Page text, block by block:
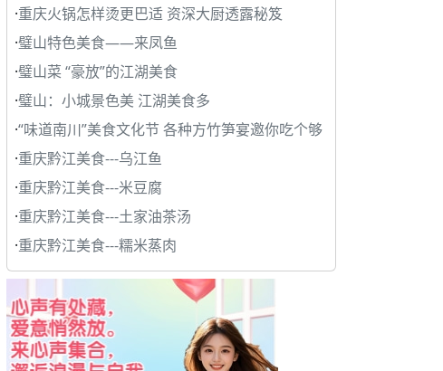
·重庆火锅怎样烫更巴适 资深大厨透露秘笈
·璧山特色美食——来凤鱼
·璧山菜 “豪放”的江湖美食
·璧山：小城景色美 江湖美食多
·“味道南川”美食文化节 各种方竹笋宴邀你吃个够
·重庆黔江美食---乌江鱼
·重庆黔江美食---米豆腐
·重庆黔江美食---土家油茶汤
·重庆黔江美食---糯米蒸肉